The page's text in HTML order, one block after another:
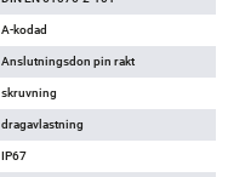
A-kodad
Anslutningsdon pin rakt
skruvning
dragavlastning
IP67